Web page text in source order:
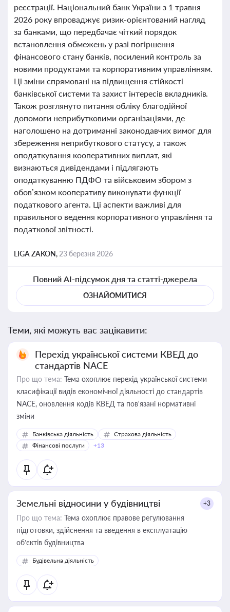
реєстрації. Національний банк України з 1 травня
2026 року впроваджує ризик-орієнтований нагляд
за банками, що передбачає чіткий порядок
встановлення обмежень у разі погіршення
фінансового стану банків, посилений контроль за
новими продуктами та корпоративним управлінням.
Ці зміни спрямовані на підвищення стійкості
банківської системи та захист інтересів вкладників.
Також розглянуто питання обліку благодійної
допомоги неприбутковими організаціями, де
наголошено на дотриманні законодавчих вимог для
збереження неприбуткового статусу, а також
оподаткування кооперативних виплат, які
визнаються дивідендами і підлягають
оподаткуванню ПДФО та військовим збором з
обов’язком кооперативу виконувати функції
податкового агента. Ці аспекти важливі для
правильного ведення корпоративного управління та
податкової звітності.
LIGA ZAKON, 23 березня 2026
Повний AI-підсумок дня та статті-джерела
ОЗНАЙОМИТИСЯ
Теми, які можуть вас зацікавити:
Перехід української системи КВЕД до
стандартів NACE
Про що тема: Тема охоплює перехід української системи
класифікації видів економічної діяльності до стандартів
NACE, оновлення кодів КВЕД та пов'язані нормативні
зміни
Банківська діяльність
Страхова діяльність
Фінансові послуги
+13
Земельні відносини у будівництві +3
Про що тема: Тема охоплює правове регулювання
підготовки, здійснення та введення в експлуатацію
об’єктів будівництва
Будівельна діяльність